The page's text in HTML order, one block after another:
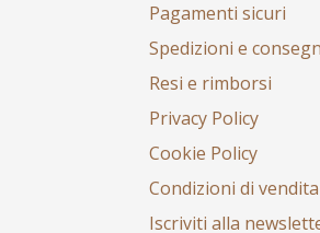
Pagamenti sicuri
Spedizioni e
Resi e rimborsi
Privacy Policy
Cookie Policy
Condizioni di vendita
Iscriviti alla